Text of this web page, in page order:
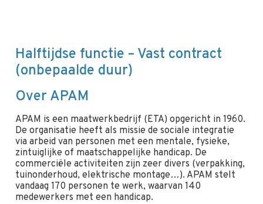
Halftijdse functie – Vast contract
(onbepaalde duur)
Over APAM
APAM is een maatwerkbedrijf (ETA) opgericht in 1960.
De organisatie heeft als missie de sociale integratie
via arbeid van personen met een mentale, fysieke,
zintuiglijke of maatschappelijke handicap. De
commerciële activiteiten zijn zeer divers (verpakking,
tuinonderhoud, elektrische montage…). APAM stelt
vandaag 170 personen te werk, waarvan 140
medewerkers met een handicap.